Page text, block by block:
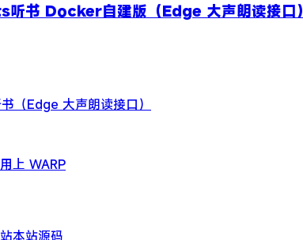
听书 Docker自建版（Edge 大声朗读接口）
（Edge 大声朗读接口）
上 WARP
本站源码